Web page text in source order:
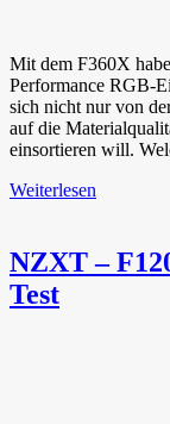
Mit dem F360X
Performance RGB-
sich nicht nur von
auf die
einsortieren will.
Weiterlesen
NZXT –
Test